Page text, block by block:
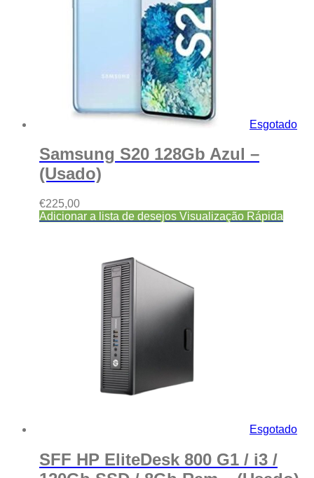
Esgotado
Samsung S20 128Gb Azul –
(Usado)
€225,00
Adicionar a lista de desejos Visualização Rápida
Esgotado
SFF HP EliteDesk 800 G1 / i3 /